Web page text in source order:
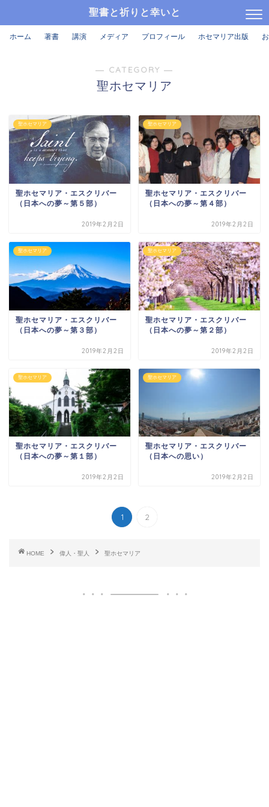
聖書と祈りと幸いと
ホーム 著書 講演 メディア プロフィール ホセマリア出版
― CATEGORY ―
聖ホセマリア
聖ホセマリア
聖ホセマリア・エスクリバー
（日本への夢～第５部）
2019年2月2日
聖ホセマリア
聖ホセマリア・エスクリバー
（日本への夢～第４部）
2019年2月2日
聖ホセマリア
聖ホセマリア・エスクリバー
（日本への夢～第３部）
2019年2月2日
聖ホセマリア
聖ホセマリア・エスクリバー
（日本への夢～第２部）
2019年2月2日
聖ホセマリア
聖ホセマリア・エスクリバー
（日本への夢～第１部）
2019年2月2日
聖ホセマリア
聖ホセマリア・エスクリバー
（日本への思い）
2019年2月2日
1 2
HOME 偉人・聖人 聖ホセマリア